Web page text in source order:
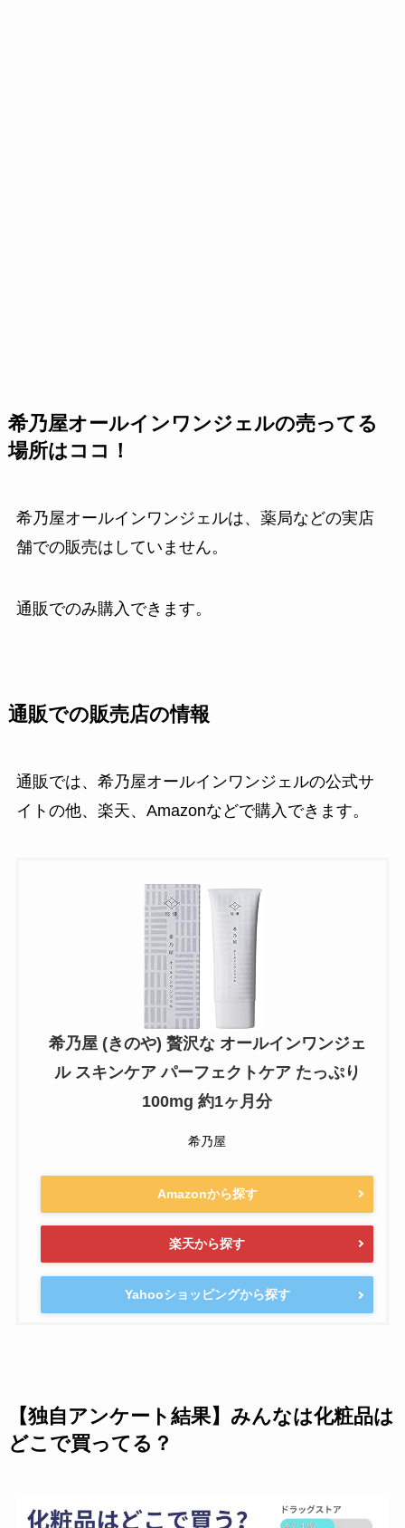
希乃屋オールインワンジェルの売ってる
場所はココ！
希乃屋オールインワンジェルは、薬局などの実店
舗での販売はしていません。
通販でのみ購入できます。
通販での販売店の情報
通販では、希乃屋オールインワンジェルの公式サ
イトの他、楽天、Amazonなどで購入できます。
希乃屋 (きのや) 贅沢な オールインワンジェ
ル スキンケア パーフェクトケア たっぷり
100mg 約1ヶ月分
希乃屋
Amazonから探す
楽天から探す
Yahooショッピングから探す
【独自アンケート結果】みんなは化粧品は
どこで買ってる？